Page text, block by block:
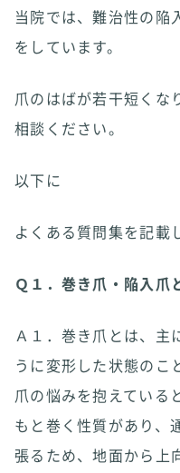
当院では、難治性の陥
をしています。
爪のはばが若干短くな
相談ください。
以下に
よくある質問集を記載
Ｑ１．巻き爪・陥入爪
Ａ１．巻き爪とは、主
うに変形した状態のこ
爪の悩みを抱えている
もと巻く性質があり、
張るため、地面から上